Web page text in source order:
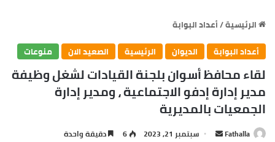
الرئيسية/أعداد البوابة
أعداد البوابة
الديوان الرئيسية الصعيد الان منوعات
لقاء محافظ أسوان بلجنة القيادات لشغل وظيفة
مدير إدارة إدفو الاجتماعية ، ومدير إدارة
الجمعيات بالمديرية
Fathalla سبتمبر 21, 2023 6 دقيقة واحدة